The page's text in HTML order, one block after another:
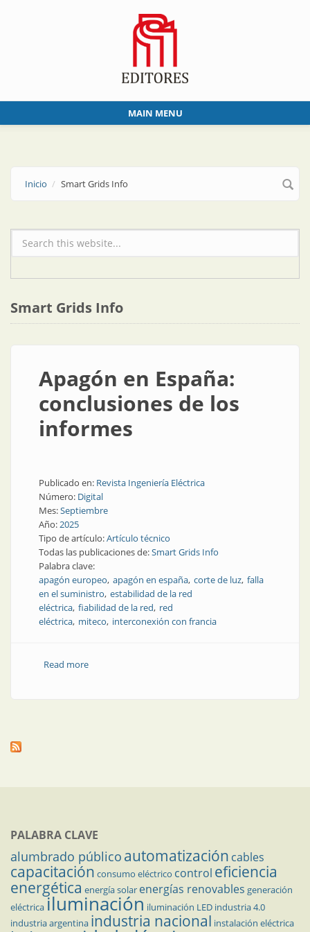
MAIN MENU
Inicio Smart Grids Info
Formulario de búsqueda
Smart Grids Info
Apagón en España:
conclusiones de los
informes
Publicado en: Revista Ingeniería Eléctrica
Número: Digital
Mes:Septiembre
Año:2025
Tipo de artículo:Artículo técnico
Todas las publicaciones de:Smart Grids Info
Palabra clave:
apagón europeo apagón en españa corte de luz falla
en el suministro estabilidad de la red
eléctrica fiabilidad de la red red
eléctrica miteco interconexión con francia
Read moreabout Apagón en España: conclusiones de los
PALABRA CLAVE
alumbrado público automatización cables
capacitación consumo eléctrico control eficiencia
energética energía solar energías renovables generación
eléctricailuminación iluminación LED industria 4.0
industria argentina industria nacional instalación eléctrica